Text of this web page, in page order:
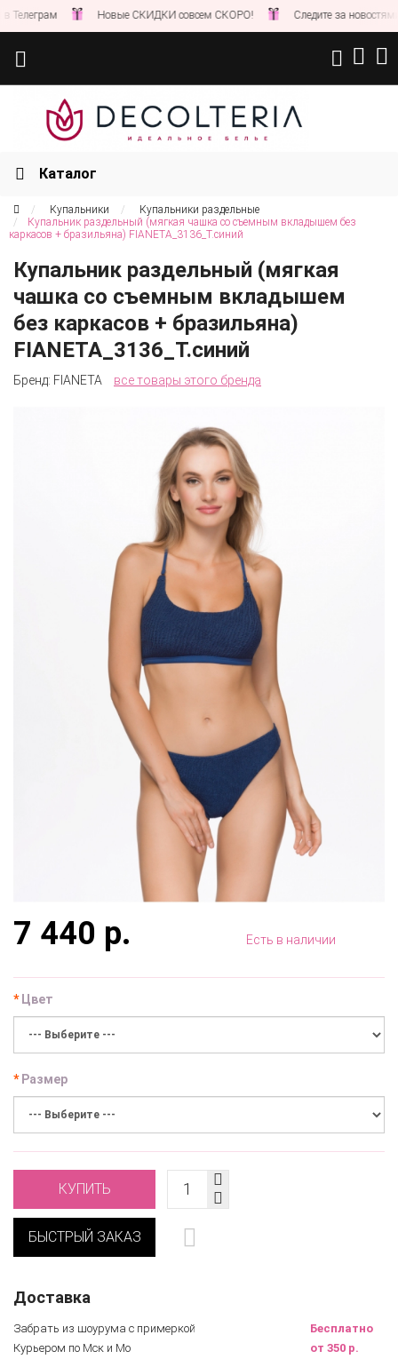
Новые СКИДКИ совсем СКОРО! Следите за новостями на
Каталог
Купальники
Купальники раздельные
Купальник раздельный (мягкая чашка со съемным вкладышем без
каркасов + бразильяна) FIANETA_3136_Т.синий
Купальник раздельный (мягкая
чашка со съемным вкладышем
без каркасов + бразильяна)
FIANETA_3136_Т.синий
Бренд: FIANETA все товары этого бренда
7 440 р. Есть в наличии
Цвет
Размер
КУПИТЬ
БЫСТРЫЙ ЗАКАЗ
Доставка
Забрать из шоурума с примеркой
Бесплатно
Курьером по Мск и Мо
от 350 р.